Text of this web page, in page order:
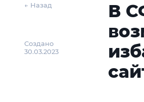
← Назад
Создано
30.03.2023
В